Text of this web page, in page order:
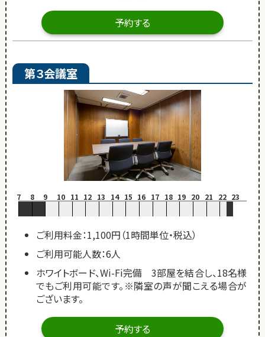
予約する
第３会議室
7 8 9 10 11 12 13 14 15 16 17 18 19 20 21 22 23
ご利用料金：1,100円（1時間単位・税込）
ご利用可能人数：6人
ホワイトボード、Wi-Fi完備 3部屋を結合し、18名様
でもご利用可能です。※隣室の声が聞こえる場合が
ございます。
予約する